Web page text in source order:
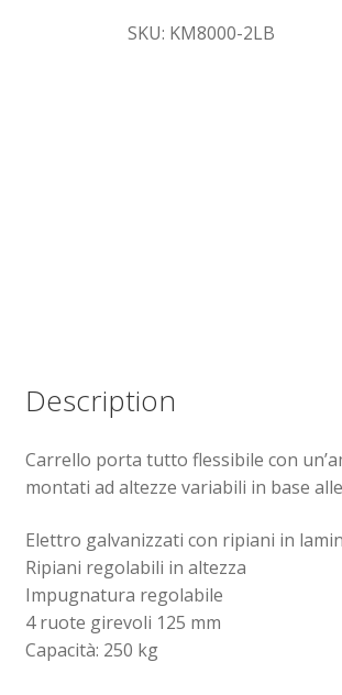
SKU: KM8000-2LB
Description
Carrello porta tutto flessibile con
montati ad altezze variabili in base
Elettro galvanizzati con ripiani in
Ripiani regolabili in altezza
Impugnatura regolabile
4 ruote girevoli 125 mm
Capacità: 250 kg